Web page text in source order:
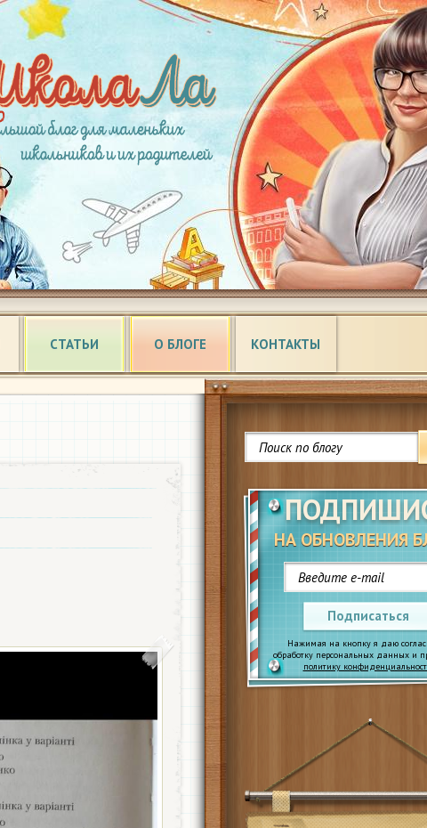
СТАТЬИ О БЛОГЕ КОНТАКТЫ
НА ОБНОВЛЕНИЯ
Подписаться
Нажимая на кнопку я даю
обработку персональных данных и
политику